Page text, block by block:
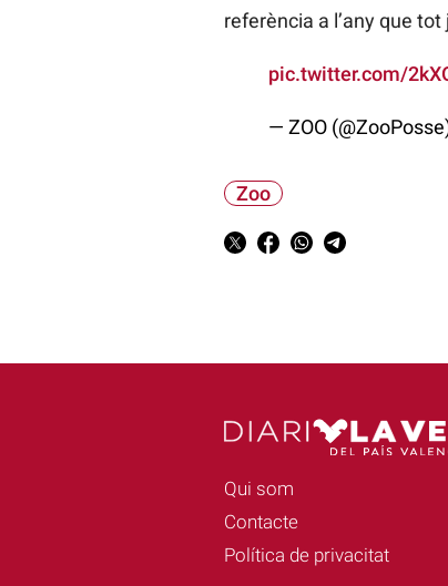
referència a l’any que
pic.twitter.com/
— ZOO
Zoo
Qui som
Contacte
Política de privacitat